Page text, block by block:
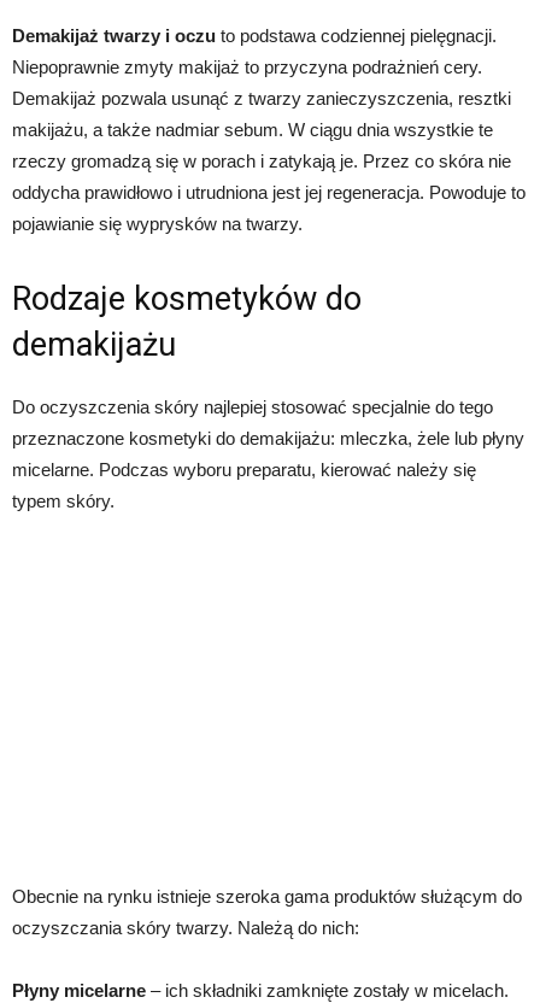
Demakijaż twarzy i oczu to podstawa codziennej pielęgnacji.
Niepoprawnie zmyty makijaż to przyczyna podrażnień cery.
Demakijaż pozwala usunąć z twarzy zanieczyszczenia, resztki
makijażu, a także nadmiar sebum. W ciągu dnia wszystkie te
rzeczy gromadzą się w porach i zatykają je. Przez co skóra nie
oddycha prawidłowo i utrudniona jest jej regeneracja. Powoduje to
pojawianie się wyprysków na twarzy.
Rodzaje kosmetyków do
demakijażu
Do oczyszczenia skóry najlepiej stosować specjalnie do tego
przeznaczone kosmetyki do demakijażu: mleczka, żele lub płyny
micelarne. Podczas wyboru preparatu, kierować należy się
typem skóry.
Obecnie na rynku istnieje szeroka gama produktów służącym do
oczyszczania skóry twarzy. Należą do nich:
Płyny micelarne – ich składniki zamknięte zostały w micelach.